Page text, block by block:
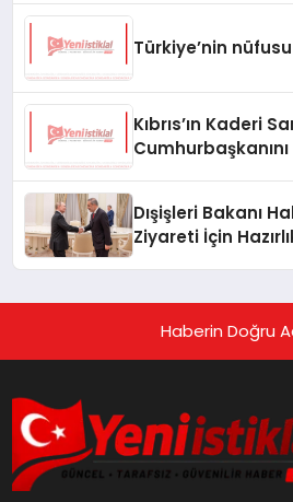
Türkiye’nin
Kıbrıs’ın Kaderi
Dışişleri Bakanı
Ziyareti İçin
Haberin Doğru